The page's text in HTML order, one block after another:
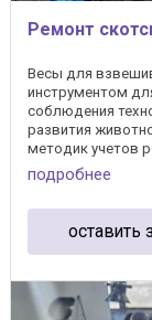
Ремонт
Весы для
инструментом
соблюдения
развития
методик учетов
подробнее
оставить